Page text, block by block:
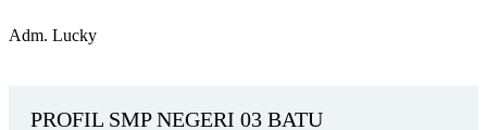
Adm. Lucky
PROFIL SMP NEGERI 03 BATU